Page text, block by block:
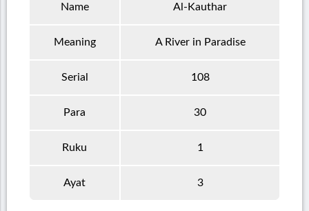
Name Al-Kauthar
Meaning A River in Paradise
Serial 108
Para 30
Ruku 1
Ayat 3